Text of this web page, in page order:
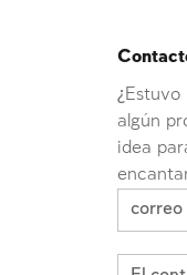
¿Estuvo
algún
idea